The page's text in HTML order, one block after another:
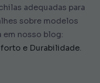
adequadas para
sobre modelos
nosso blog:
e Durabilidade.